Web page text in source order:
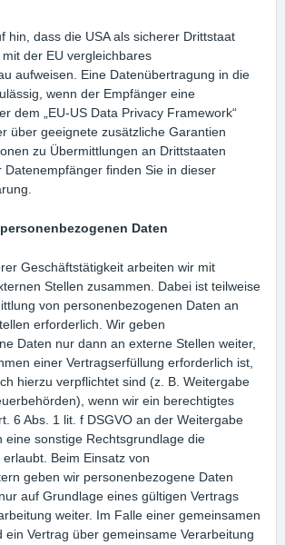
hin, dass die USA als sicherer Drittstaat
der EU vergleichbares
aufweisen. Eine Datenübertragung in die
wenn der Empfänger eine
dem „EU-US Data Privacy Framework“
über geeignete zusätzliche Garantien
zu Übermittlungen an Drittstaaten
Datenempfänger finden Sie in dieser
Daten
Geschäftstätigkeit arbeiten wir mit
Stellen zusammen. Dabei ist teilweise
von personenbezogenen Daten an
erforderlich. Wir geben
Daten nur dann an externe Stellen weiter,
einer Vertragserfüllung erforderlich ist,
hierzu verpflichtet sind (z. B. Weitergabe
wenn wir ein berechtigtes
6 Abs. 1 lit. f DSGVO an der Weitergabe
eine sonstige Rechtsgrundlage die
Beim Einsatz von
geben wir personenbezogene Daten
auf Grundlage eines gültigen Vertrags
weiter. Im Falle einer gemeinsamen
ein Vertrag über gemeinsame Verarbeitung